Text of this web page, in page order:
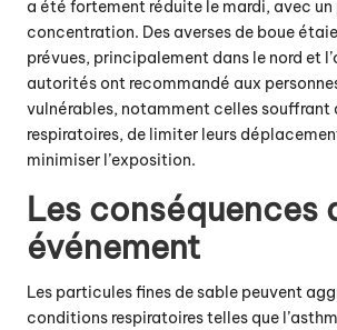
a été fortement réduite le mardi, avec un
concentration. Des averses de boue
prévues, principalement dans le nord et
autorités ont recommandé aux
vulnérables, notamment celles souffrant
respiratoires, de limiter leurs
minimiser l’exposition.
Les conséquences
événement
Les particules fines de sable peuvent
conditions respiratoires telles que